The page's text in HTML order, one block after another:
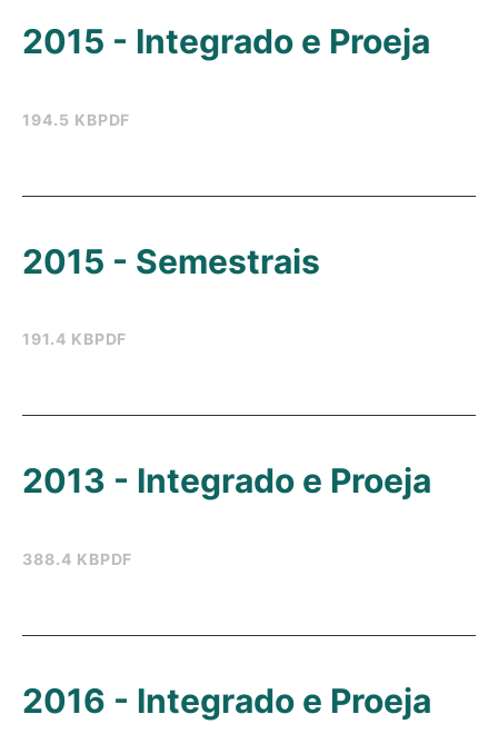
194.5 KBPDF
2015 - Integrado e Proeja
191.4 KBPDF
2015 - Semestrais
388.4 KBPDF
2013 - Integrado e Proeja
2016 - Integrado e Proeja